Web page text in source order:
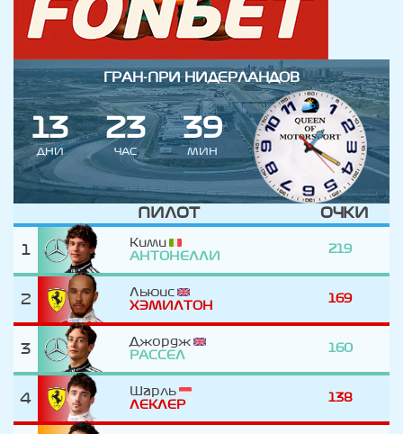
ГРАН-ПРИ НИДЕРЛАНДОВ
13
ДНИ
23
ЧАС
39
МИН
ПИЛОТ ОЧКИ
1
Кими
АНТОНЕЛЛИ
219
2
Льюис
ХЭМИЛТОН
169
3
Джордж
РАССЕЛ
160
4
Шарль
ЛЕКЛЕР
138